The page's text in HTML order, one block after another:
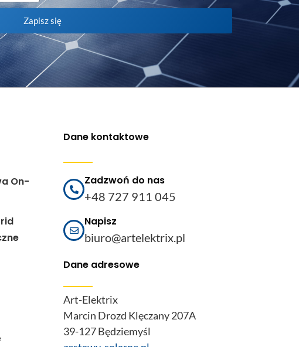
Zapisz się
On-
Dane kontaktowe
Zadzwoń do nas
+48 727 911 045
Napisz
biuro@artelektrix.pl
Dane adresowe
Art-Elektrix
Marcin Drozd Klęczany 207A
39-127 Będziemyśl